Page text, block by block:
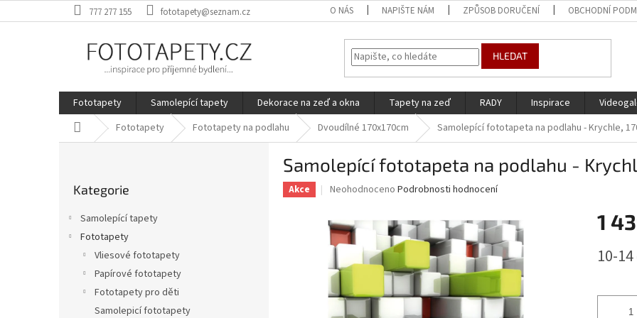
na
777 277 155 fototapety@seznam.cz O NÁS NAPIŠTE NÁM ZPŮSOB DORUČENÍ OBCHODNÍ
HLEDAT
Fototapety Samolepící tapety Dekorace na zeď a okna Tapety na zeď RADY Inspirace
Domů Fototapety Fototapety na podlahu Dvoudílné 170x170cm Samolepící fototapeta na podlahu - Krychle,
kategorie
Kategorie
Samolepící tapety
Fototapety
Vliesové fototapety
Papírové fototapety
Fototapety pro děti
Samolepicí fototapety
Samolepící fototapeta na podlahu -
Akce
Průměrné
je
0,0
5
hvězdiček.
Neohodnoceno Podrobnosti hodnocení
1
cena:
10-